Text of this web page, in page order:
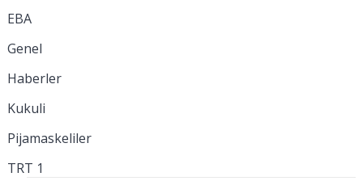
EBA
Genel
Haberler
Kukuli
Pijamaskeliler
TRT 1